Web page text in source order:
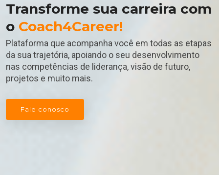
Transforme sua carreira com
o Coach4Career!
Plataforma que acompanha você em todas as etapas
da sua trajetória, apoiando o seu desenvolvimento
nas competências de liderança, visão de futuro,
projetos e muito mais.
Fale conosco